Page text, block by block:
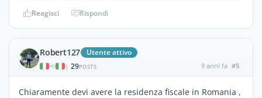
Reagisci Rispondi
Robert127 Utente attivo
| 29POSTS 9 anni fa #5
Chiaramente devi avere la residenza fiscale in Romania ,